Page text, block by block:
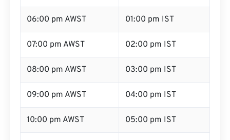
06:00 pm AWST 01:00 pm IST
07:00 pm AWST 02:00 pm IST
08:00 pm AWST 03:00 pm IST
09:00 pm AWST 04:00 pm IST
10:00 pm AWST 05:00 pm IST